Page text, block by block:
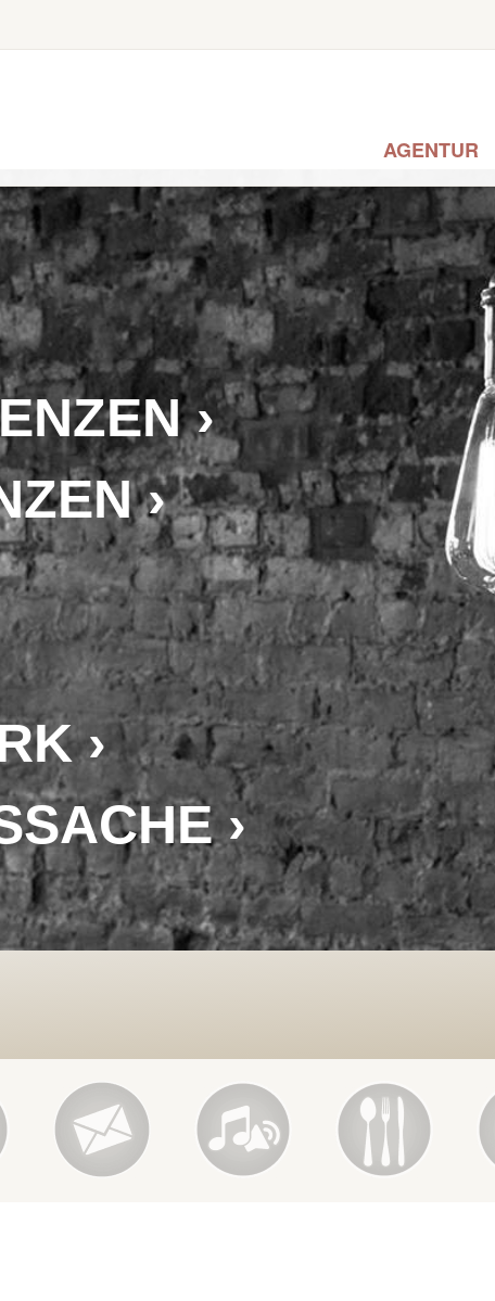
AGENTUR
›
›
›
›